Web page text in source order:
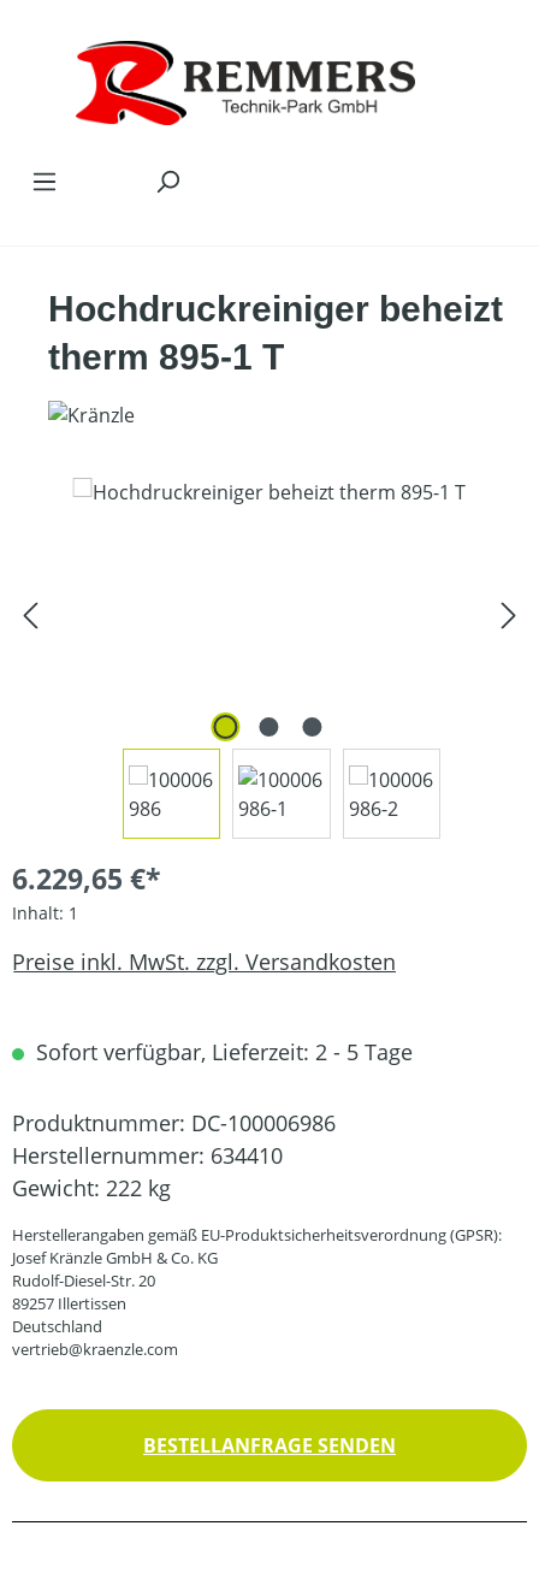
Hochdruckreiniger beheizt
therm 895-1 T
Bildergalerie überspringen
6.229,65 €*
Inhalt: 1
Preise inkl. MwSt. zzgl. Versandkosten
Sofort verfügbar, Lieferzeit: 2 - 5 Tage
Produktnummer: DC-100006986
Herstellernummer: 634410
Gewicht: 222 kg
Herstellerangaben gemäß EU-Produktsicherheitsverordnung (GPSR):
Josef Kränzle GmbH & Co. KG
Rudolf-Diesel-Str. 20
89257 Illertissen
Deutschland
vertrieb@kraenzle.com
BESTELLANFRAGE SENDEN